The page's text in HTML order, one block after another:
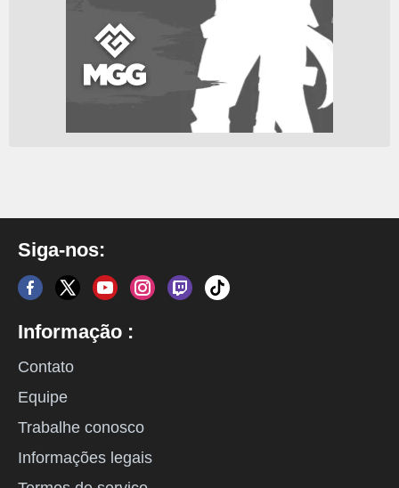
Siga-nos:
Informação :
Contato
Equipe
Trabalhe conosco
Informações legais